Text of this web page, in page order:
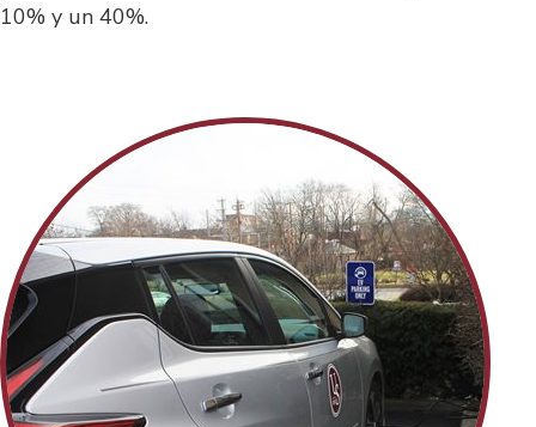
10% y un 40%.